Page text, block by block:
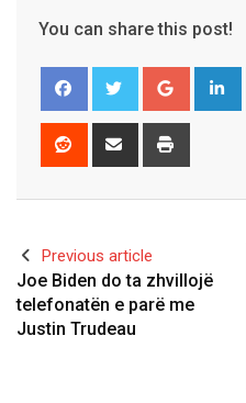
You can share this post!
Google+
Reddit
Share
Previous article
Joe Biden do ta zhvillojë
telefonatën e parë me
Justin Trudeau